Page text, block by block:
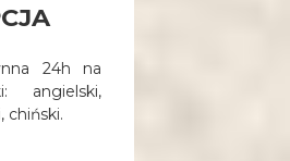
24h na
angielski,
chiński.